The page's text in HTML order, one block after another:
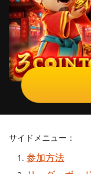
サイドメニュー：
参加方法